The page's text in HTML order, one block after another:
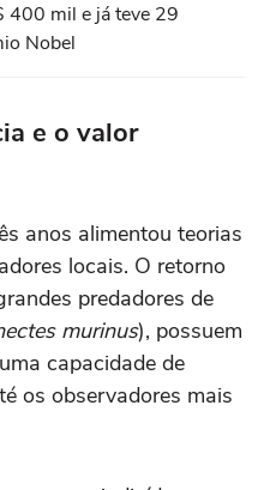
400 mil e já teve 29
Nobel
e o valor
anos alimentou teorias
locais. O retorno
predadores de
murinus), possuem
capacidade de
os observadores mais